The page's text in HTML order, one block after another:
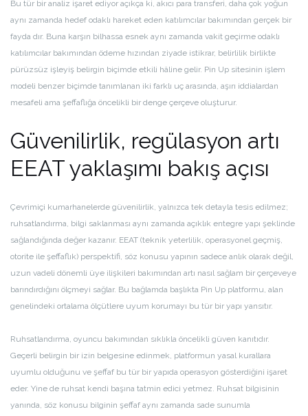
Bu tür bir analiz işaret ediyor açıkça ki, akıcı para transferi, daha çok yoğun
aynı zamanda hedef odaklı hareket eden katılımcılar bakımından gerçek bir
fayda dır. Buna karşın bilhassa esnek aynı zamanda vakit geçirme odaklı
katılımcılar bakımından ödeme hızından ziyade istikrar, belirlilik birlikte
pürüzsüz işleyiş belirgin biçimde etkili hâline gelir. Pin Up sitesinin işlem
modeli benzer biçimde tanımlanan iki farklı uç arasında, aşırı iddialardan
mesafeli ama şeffaflığa öncelikli bir denge çerçeve oluşturur.
Güvenilirlik, regülasyon artı
EEAT yaklaşımı bakış açısı
Çevrimiçi kumarhanelerde güvenilirlik, yalnızca tek detayla tesis edilmez;
ruhsatlandırma, bilgi saklanması aynı zamanda açıklık entegre yapı şeklinde
sağlandığında değer kazanır. EEAT (teknik yeterlilik, operasyonel geçmiş,
otorite ile şeffaflık) perspektifi, söz konusu yapının sadece anlık olarak değil,
uzun vadeli dönemli üye ilişkileri bakımından artı nasıl sağlam bir çerçeveye
barındırdığını ölçmeyi sağlar. Bu bağlamda başlıkta Pin Up platformu, alan
genelindeki ortalama ölçütlere uyum korumayı bu tür bir yapı yansıtır.
Ruhsatlandırma, oyuncu bakımından sıklıkla öncelikli güven kanıtıdır.
Geçerli belirgin bir izin belgesine edinmek, platformun yasal kurallara
uyumlu olduğunu ve şeffaf bu tür bir yapıda operasyon gösterdiğini işaret
eder. Yine de ruhsat kendi başına tatmin edici yetmez. Ruhsat bilgisinin
yanında, söz konusu bilginin şeffaf aynı zamanda sade sunumla